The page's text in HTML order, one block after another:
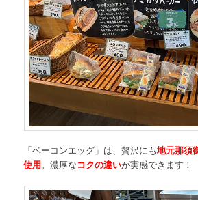
「ベーコンエッグ」は、贅沢にも地元那須
使用。濃厚なコクの違いが実感できます！